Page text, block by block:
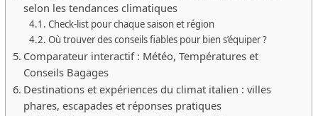
selon les tendances climatiques
Check-list pour chaque saison et région
Où trouver des conseils fiables pour bien s’équiper ?
Comparateur interactif : Météo, Températures et
Conseils Bagages
Destinations et expériences du climat italien : villes
phares, escapades et réponses pratiques